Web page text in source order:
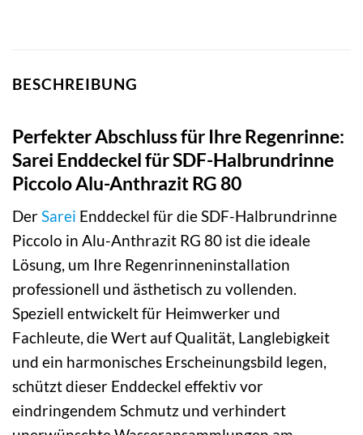
BESCHREIBUNG
Perfekter Abschluss für Ihre Regenrinne:
Sarei Enddeckel für SDF-Halbrundrinne
Piccolo Alu-Anthrazit RG 80
DerSarei Enddeckel für die SDF-Halbrundrinne
Piccolo in Alu-Anthrazit RG 80 ist die ideale
Lösung, um Ihre Regenrinneninstallation
professionell und ästhetisch zu vollenden.
Speziell entwickelt für Heimwerker und
Fachleute, die Wert auf Qualität, Langlebigkeit
und ein harmonisches Erscheinungsbild legen,
schützt dieser Enddeckel effektiv vor
eindringendem Schmutz und verhindert